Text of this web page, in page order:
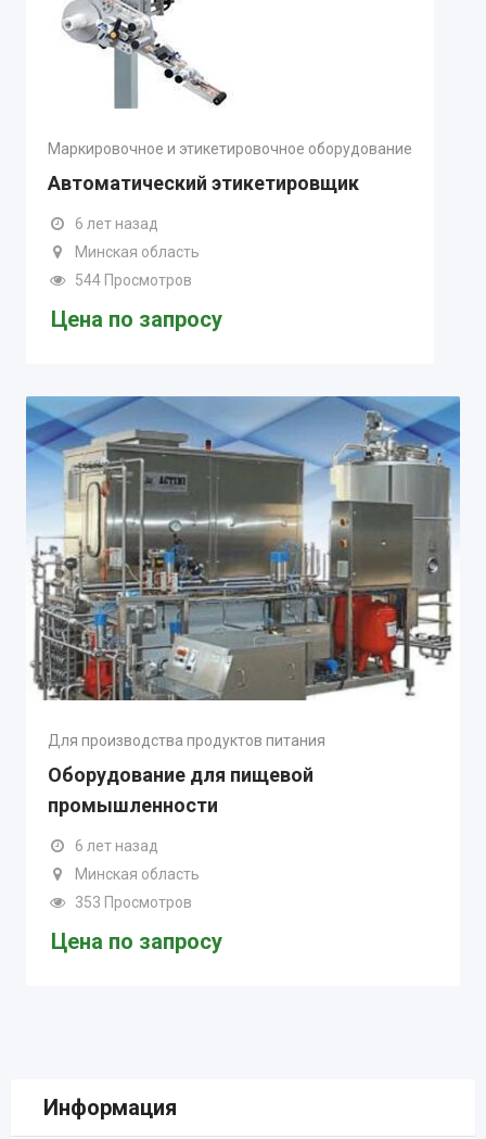
Маркировочное и этикетировочное оборудование
Автоматический этикетировщик
6 лет назад
Минская область
544 Просмотров
Цена по запросу
Для производства продуктов питания
Оборудование для пищевой
промышленности
6 лет назад
Минская область
353 Просмотров
Цена по запросу
Информация